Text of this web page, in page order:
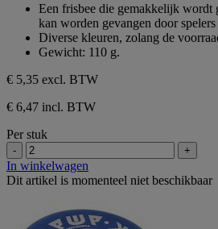
sterren.
Een frisbee die gemakkelijk wordt
kan worden gevangen door
Diverse kleuren, zolang de
Gewicht: 110 g.
€ 5,35 excl. BTW
€ 6,47 incl. BTW
Per stuk
- +
In winkelwagen
Dit artikel is momenteel niet beschikbaar